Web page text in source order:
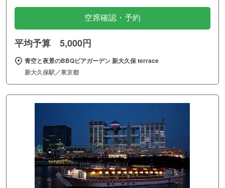
空席確認・予約
平均予算 5,000円
青空と夜景のBBQビアガーデン 新大久保 terrace
新大久保駅／東京都